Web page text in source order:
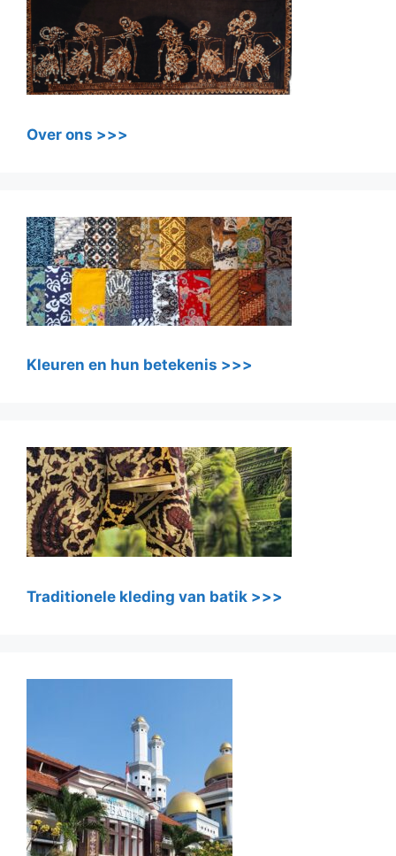
Over ons >>>
Kleuren en hun betekenis >>>
Traditionele kleding van batik >>>